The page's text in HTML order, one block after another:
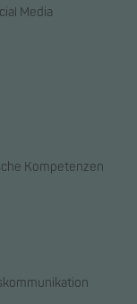
Media
Kompetenzen